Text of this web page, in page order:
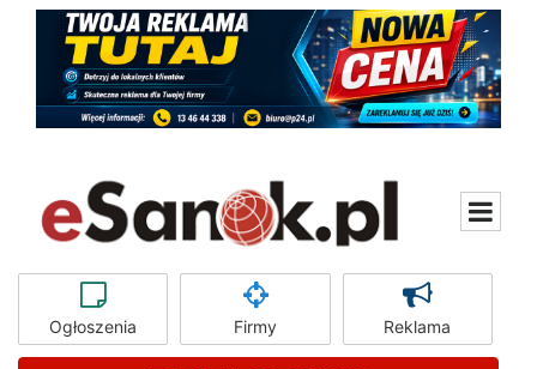
Ogłoszenia Firmy Reklama